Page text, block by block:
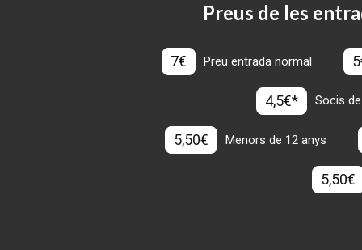
Preus de les
7€ Preu entrada normal
4,5€* Socis
5,50€ Menors de 12 anys
5,50€